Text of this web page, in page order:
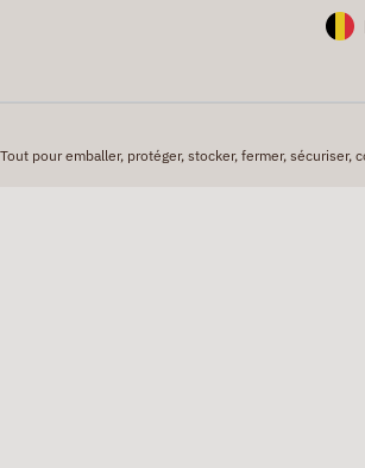
pour emballer, protéger, stocker, fermer,